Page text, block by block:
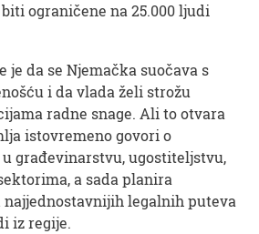
ograničene na 25.000 ljudi
je da se Njemačka suočava s
i da vlada želi strožu
radne snage. Ali to otvara
istovremeno govori o
građevinarstvu, ugostiteljstvu,
a sada planira
legalnih puteva
iz regije.